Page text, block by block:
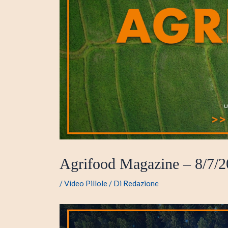
Agrifood Magazine – 8/7/
/Video Pillole/ Di Redazione